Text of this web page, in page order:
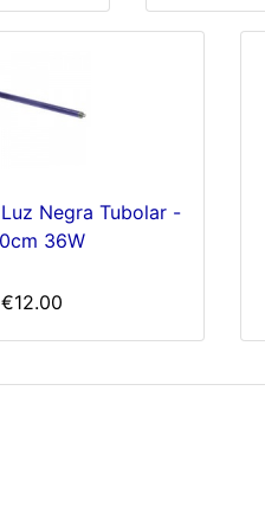
Negra Tubolar -
36W
€12.00